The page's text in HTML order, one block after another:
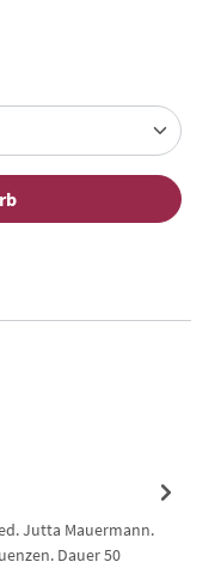
Jutta Mauermann.
Dauer 50